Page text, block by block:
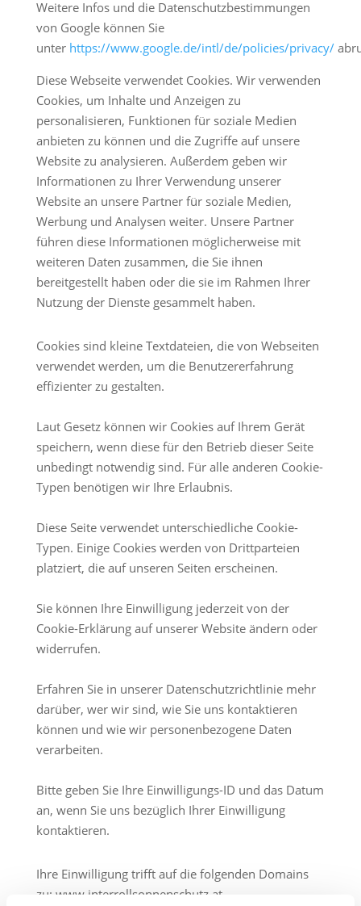
Weitere Infos und die Datenschutzbestimmungen
von Google können Sie
unter https://www.google.de/intl/de/policies/privacy/
Diese Webseite verwendet Cookies. Wir verwenden
Cookies, um Inhalte und Anzeigen zu
personalisieren, Funktionen für soziale Medien
anbieten zu können und die Zugriffe auf unsere
Website zu analysieren. Außerdem geben wir
Informationen zu Ihrer Verwendung unserer
Website an unsere Partner für soziale Medien,
Werbung und Analysen weiter. Unsere Partner
führen diese Informationen möglicherweise mit
weiteren Daten zusammen, die Sie ihnen
bereitgestellt haben oder die sie im Rahmen Ihrer
Nutzung der Dienste gesammelt haben.
Cookies sind kleine Textdateien, die von Webseiten
verwendet werden, um die Benutzererfahrung
effizienter zu gestalten.
Laut Gesetz können wir Cookies auf Ihrem Gerät
speichern, wenn diese für den Betrieb dieser Seite
unbedingt notwendig sind. Für alle anderen Cookie-
Typen benötigen wir Ihre Erlaubnis.
Diese Seite verwendet unterschiedliche Cookie-
Typen. Einige Cookies werden von Drittparteien
platziert, die auf unseren Seiten erscheinen.
Sie können Ihre Einwilligung jederzeit von der
Cookie-Erklärung auf unserer Website ändern oder
widerrufen.
Erfahren Sie in unserer Datenschutzrichtlinie mehr
darüber, wer wir sind, wie Sie uns kontaktieren
können und wie wir personenbezogene Daten
verarbeiten.
Bitte geben Sie Ihre Einwilligungs-ID und das Datum
an, wenn Sie uns bezüglich Ihrer Einwilligung
kontaktieren.
Ihre Einwilligung trifft auf die folgenden Domains
zu: www.interrollsonnenschutz.at